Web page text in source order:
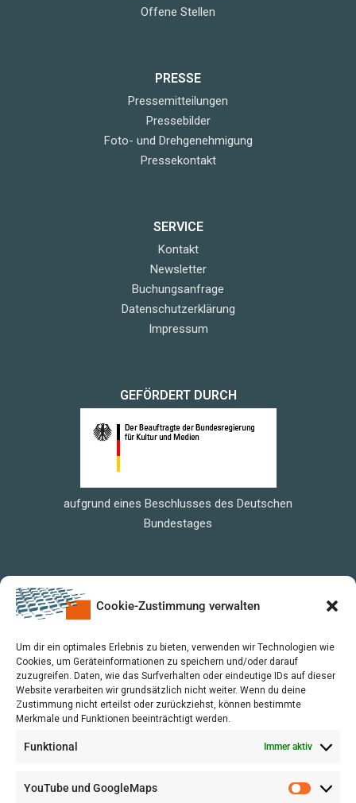
Cookie-Zustimmung verwalten
Um dir ein optimales Erlebnis zu bieten, verwenden wir Technologien wie
Cookies, um Geräteinformationen zu speichern und/oder darauf
zuzugreifen. Daten, wie das Surfverhalten oder eindeutige IDs auf dieser
Website verarbeiten wir grundsätzlich nicht weiter. Wenn du deine
Zustimmung nicht erteilst oder zurückziehst, können bestimmte
Merkmale und Funktionen beeinträchtigt werden.
Funktional Immer aktiv
YouTube und GoogleMaps
Offene Stellen
PRESSE
Pressemitteilungen
Pressebilder
Foto- und Drehgenehmigung
Pressekontakt
SERVICE
Kontakt
Newsletter
Buchungsanfrage
Datenschutzerklärung
Impressum
GEFÖRDERT DURCH
aufgrund eines Beschlusses des Deutschen
Bundestages
VERWALTUNG